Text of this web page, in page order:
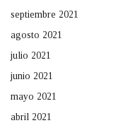
septiembre 2021
agosto 2021
julio 2021
junio 2021
mayo 2021
abril 2021